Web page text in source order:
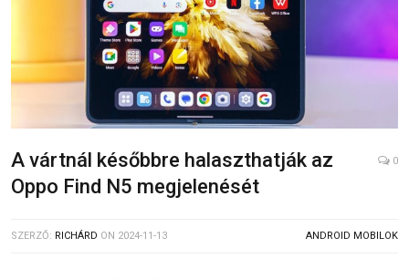
A vártnál későbbre halaszthatják az
Oppo Find N5 megjelenését
0
SZERZŐ: RICHÁRD ON 2024-11-13 ANDROID MOBILOK